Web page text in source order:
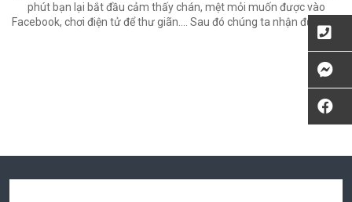
phút bạn lại bắt đầu cảm thấy chán, mệt mỏi muốn được vào
Facebook, chơi điện tử để thư giãn…. Sau đó chúng ta nhận được […]